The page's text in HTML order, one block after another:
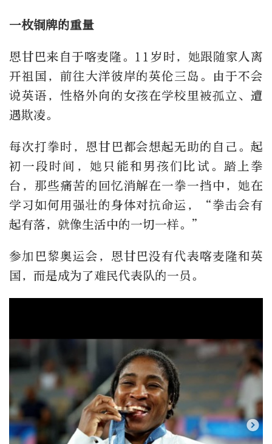
一枚铜牌的重量
恩甘巴来自于喀麦隆。11岁时，她跟随家人离
开祖国，前往大洋彼岸的英伦三岛。由于不会
说英语，性格外向的女孩在学校里被孤立、遭
遇欺凌。
每次打拳时，恩甘巴都会想起无助的自己。起
初一段时间，她只能和男孩们比试。踏上拳
台，那些痛苦的回忆消解在一拳一挡中，她在
学习如何用强壮的身体对抗命运，“拳击会有
起有落，就像生活中的一切一样。”
参加巴黎奥运会，恩甘巴没有代表喀麦隆和英
国，而是成为了难民代表队的一员。